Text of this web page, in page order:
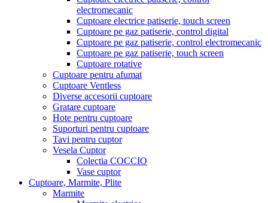
electromecanic
Cuptoare electrice patiserie, touch screen
Cuptoare pe gaz patiserie, control digital
Cuptoare pe gaz patiserie, control electromecanic
Cuptoare pe gaz patiserie, touch screen
Cuptoare rotative
Cuptoare pentru afumat
Cuptoare Ventless
Diverse accesorii cuptoare
Gratare cuptoare
Hote pentru cuptoare
Suporturi pentru cuptoare
Tavi pentru cuptor
Vesela Cuptor
Colectia COCCIO
Vase cuptor
Cuptoare, Marmite, Plite
Marmite